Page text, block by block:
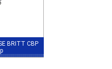
BRITT CBP